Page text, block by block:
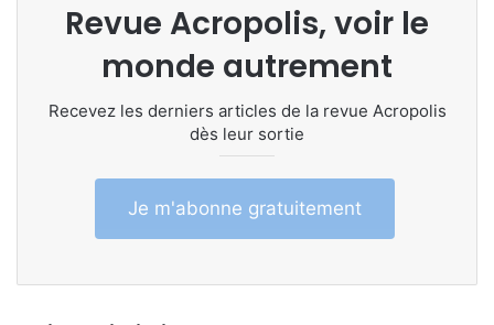
Revue Acropolis, voir le
monde autrement
Recevez les derniers articles de la revue Acropolis
dès leur sortie
Je m'abonne gratuitement